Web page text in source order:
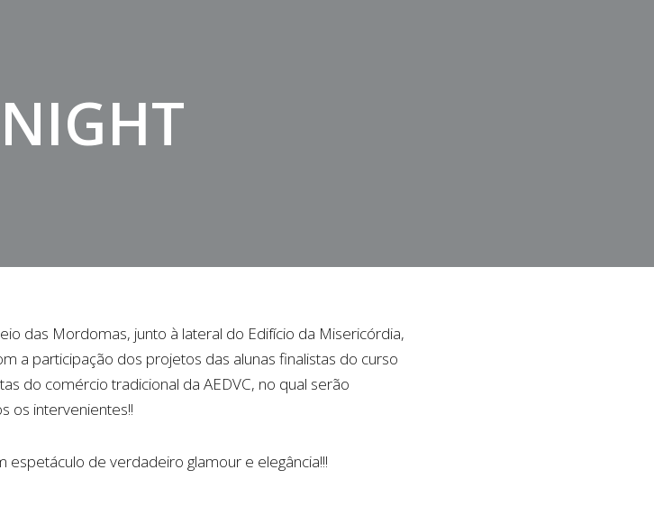
das Mordomas, junto à lateral do Edifício da Misericórdia,
a participação dos projetos das alunas finalistas do curso
do comércio tradicional da AEDVC, no qual serão
os intervenientes!!
de verdadeiro glamour e elegância!!!